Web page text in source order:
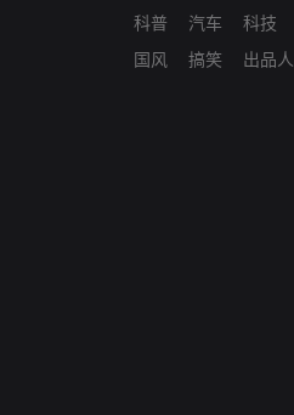
科普
国风
汽车
搞笑
科技
出品人